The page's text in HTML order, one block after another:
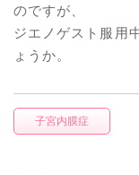
のですが、
ジエノゲスト服用
ょうか。
子宮内膜症